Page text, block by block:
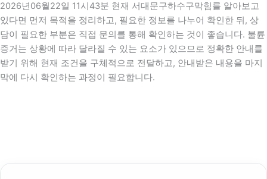
2026년06월22일 11시43분 현재 서대문구하수구막힘를 알아보고
있다면 먼저 목적을 정리하고, 필요한 정보를 나누어 확인한 뒤, 상
담이 필요한 부분은 직접 문의를 통해 확인하는 것이 좋습니다. 불륜
증거는 상황에 따라 달라질 수 있는 요소가 있으므로 정확한 안내를
받기 위해 현재 조건을 구체적으로 전달하고, 안내받은 내용을 마지
막에 다시 확인하는 과정이 필요합니다.